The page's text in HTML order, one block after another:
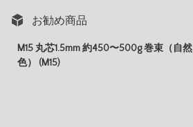
お勧め商品
M15 丸芯1.5mm 約450〜500g 巻束（自然
色） (M15)